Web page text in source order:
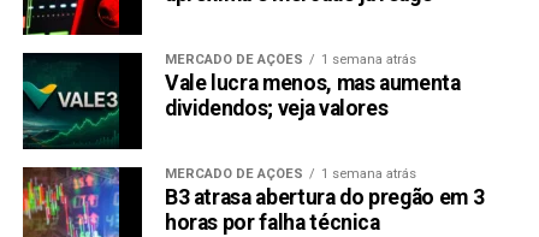
MERCADO DE AÇÕES 1 semana atrás
Vale lucra menos, mas aumenta
dividendos; veja valores
MERCADO DE AÇÕES 1 semana atrás
B3 atrasa abertura do pregão em 3
horas por falha técnica